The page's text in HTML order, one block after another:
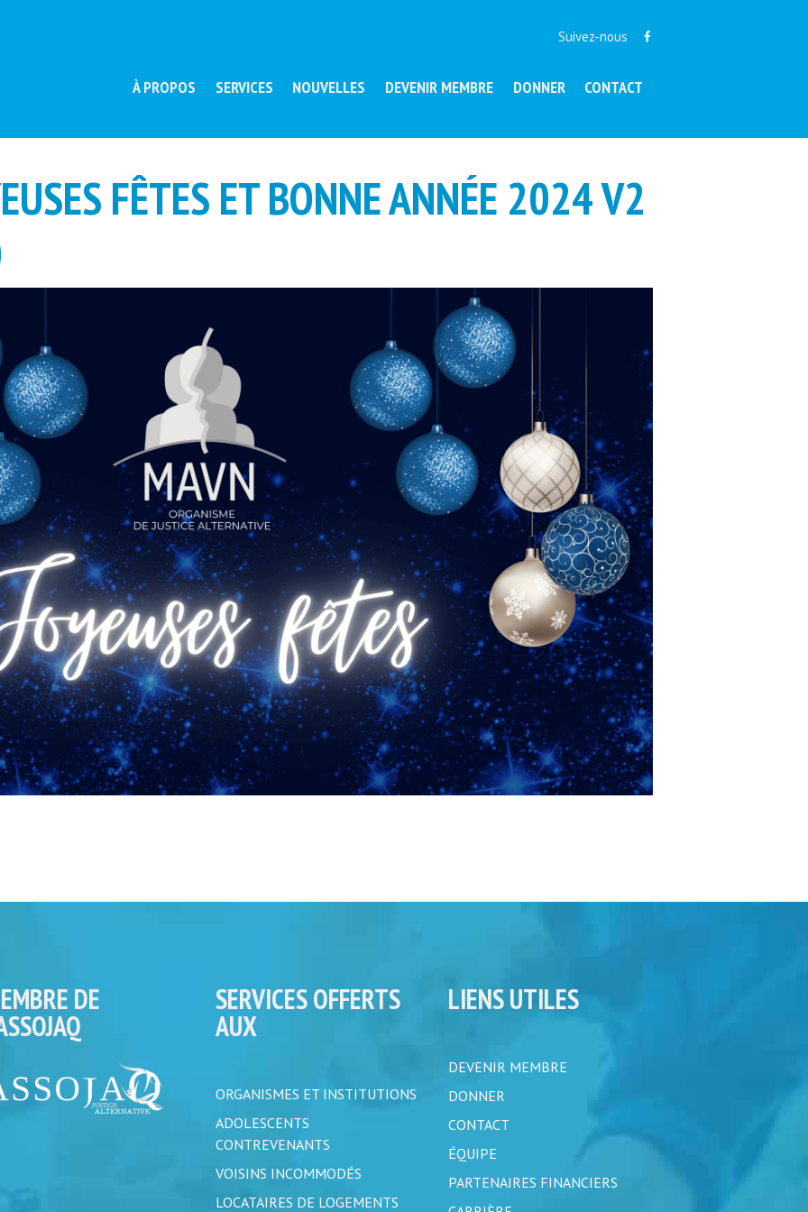
Suivez-nous
À PROPOS SERVICES NOUVELLES DEVENIR MEMBRE DONNER CONTACT
FÊTES ET BONNE ANNÉE 2024 V2
DE SERVICES OFFERTS
AUX
ORGANISMES ET INSTITUTIONS
ADOLESCENTS
CONTREVENANTS
VOISINS INCOMMODÉS
LOCATAIRES DE LOGEMENTS
LIENS UTILES
DEVENIR MEMBRE
DONNER
CONTACT
ÉQUIPE
PARTENAIRES FINANCIERS